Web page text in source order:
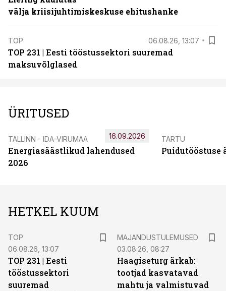
välja kriisijuhtimiskeskuse ehitushanke
TOP 06.08.26, 13:07
TOP 231 | Eesti tööstussektori suuremad
maksuvõlglased
ÜRITUSED
TALLINN - IDA-VIRUMAA
Energiasäästlikud lahendused
2026
16.09.2026 TARTU
Puidutööstuse
HETKEL KUUM
TOP
06.08.26, 13:07
TOP 231 | Eesti
tööstussektori
suuremad
MAJANDUSTULEMUSED
03.08.26, 08:27
Haagiseturg ärkab:
tootjad kasvatavad
mahtu ja valmistuvad